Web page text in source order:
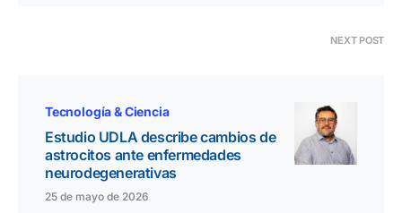
NEXT POST
Tecnología & Ciencia
Estudio UDLA describe cambios de
astrocitos ante enfermedades
neurodegenerativas
25 de mayo de 2026